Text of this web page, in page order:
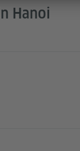
Hanoi